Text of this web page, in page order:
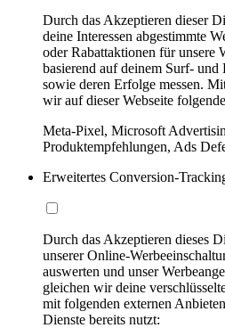
Durch das Akzeptieren dieser
deine Interessen abgestimmte
oder Rabattaktionen für unsere
basierend auf deinem Surf- und
sowie deren Erfolge messen.
wir auf dieser Webseite
Meta-Pixel, Microsoft
Produktempfehlungen, Ads
Erweitertes Conversion-
Durch das Akzeptieren dieses
unserer Online-
auswerten und unser
gleichen wir deine
mit folgenden externen
Dienste bereits nutzt: